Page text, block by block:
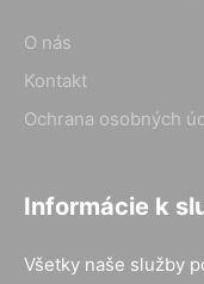
O nás
Kontakt
Ochrana osobných
Informácie k
Všetky naše služby